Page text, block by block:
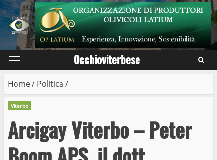
Skip
to
content
Primary
Occhioviterbese
Home/ Politica /
Viterbo
Arcigay Viterbo – Peter